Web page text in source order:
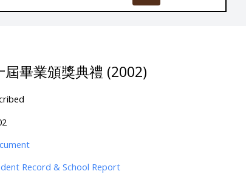
畢業頒獎典禮 (2002)
Record & School Report